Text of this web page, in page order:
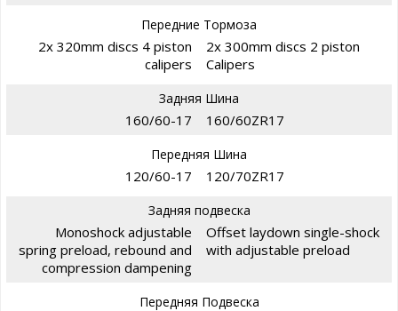
Передние Тормоза
2x 320mm discs 4 piston
calipers
2x 300mm discs 2 piston
Calipers
Задняя Шина
160/60-17 160/60ZR17
Передняя Шина
120/60-17 120/70ZR17
Задняя подвеска
Monoshock adjustable
spring preload, rebound and
compression dampening
Offset laydown single-shock
with adjustable preload
Передняя Подвеска